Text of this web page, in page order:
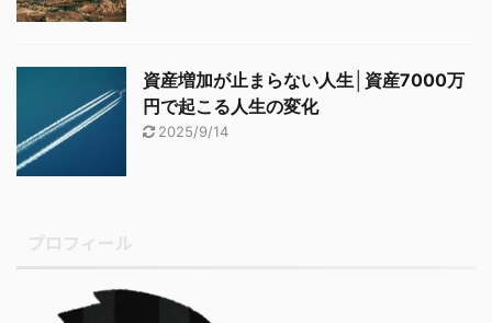
資産増加が止まらない人生│資産7000万
円で起こる人生の変化
2025/9/14